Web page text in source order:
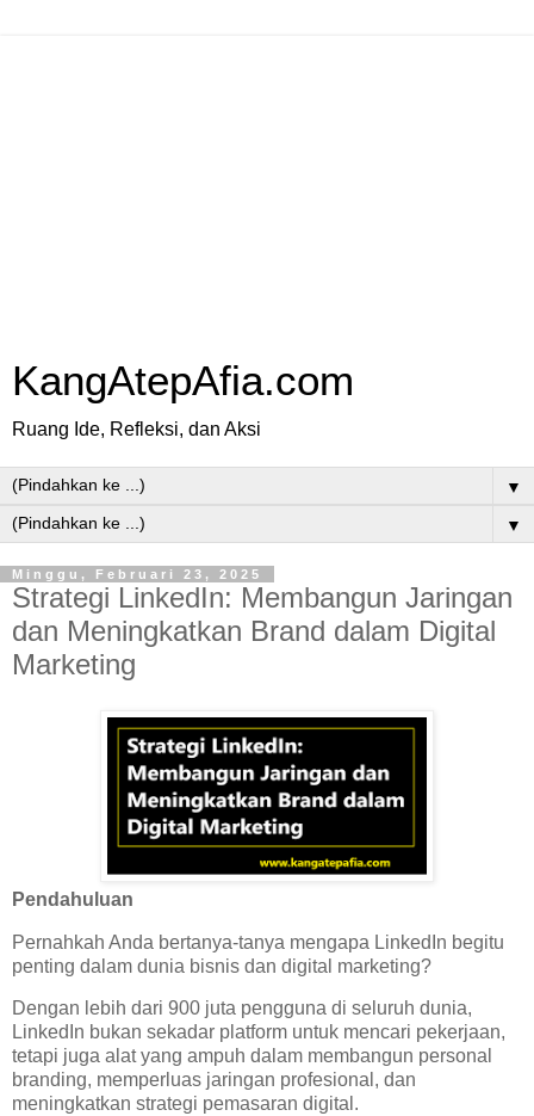
KangAtepAfia.com
Ruang Ide, Refleksi, dan Aksi
▼
▼
Minggu, Februari 23, 2025
Strategi LinkedIn: Membangun Jaringan
dan Meningkatkan Brand dalam Digital
Marketing
Pendahuluan
Pernahkah Anda bertanya-tanya mengapa LinkedIn begitu
penting dalam dunia bisnis dan digital marketing?
Dengan lebih dari 900 juta pengguna di seluruh dunia,
LinkedIn bukan sekadar platform untuk mencari pekerjaan,
tetapi juga alat yang ampuh dalam membangun personal
branding, memperluas jaringan profesional, dan
meningkatkan strategi pemasaran digital.